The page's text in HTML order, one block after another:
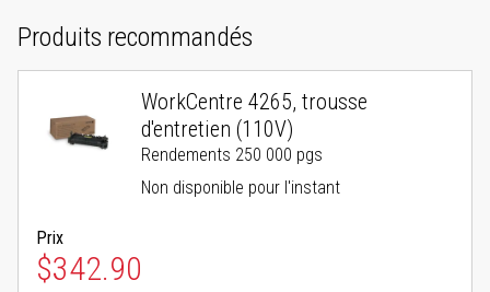
Produits recommandés
WorkCentre 4265, trousse
d'entretien (110V)
Rendements 250 000 pgs
Non disponible pour l'instant
Prix
$342.90